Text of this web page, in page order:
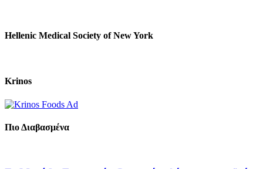
Hellenic Medical Society of New York
Krinos
Πιο Διαβασμένα